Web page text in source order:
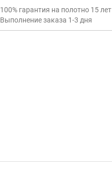
100% гарантия на полотно 15 лет
Выполнение заказа 1-3 дня